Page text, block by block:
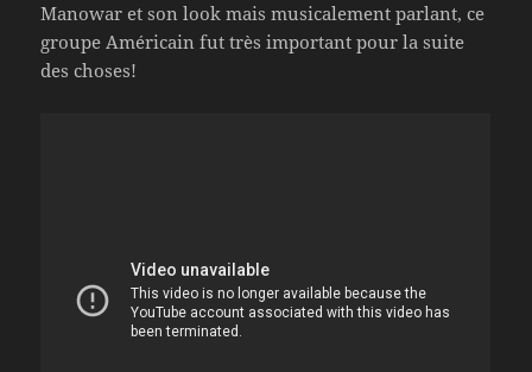
Manowar et son look mais musicalement parlant, ce
groupe Américain fut très important pour la suite
des choses!